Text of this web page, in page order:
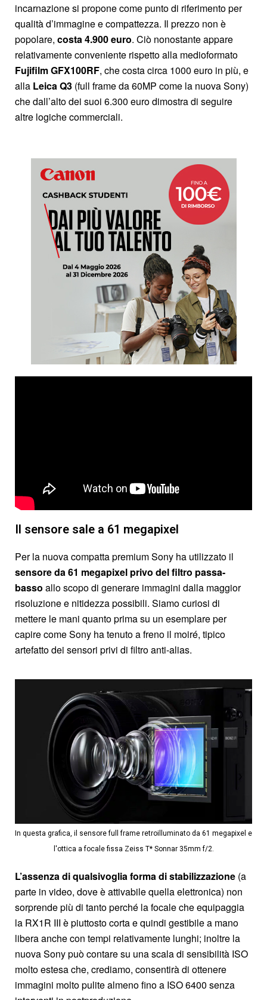
incarnazione si propone come punto di riferimento per
qualità d’immagine e compattezza. Il prezzo non è
popolare, costa 4.900 euro. Ciò nonostante appare
relativamente conveniente rispetto alla medioformato
Fujifilm GFX100RF, che costa circa 1000 euro in più, e
alla Leica Q3 (full frame da 60MP come la nuova Sony)
che dall’alto dei suoi 6.300 euro dimostra di seguire
altre logiche commerciali.
Il sensore sale a 61 megapixel
Per la nuova compatta premium Sony ha utilizzato il
sensore da 61 megapixel privo del filtro passa-
basso allo scopo di generare immagini dalla maggior
risoluzione e nitidezza possibili. Siamo curiosi di
mettere le mani quanto prima su un esemplare per
capire come Sony ha tenuto a freno il moiré, tipico
artefatto dei sensori privi di filtro anti-alias.
In questa grafica, il sensore full frame retroilluminato da 61 megapixel e
l'ottica a focale fissa Zeiss T* Sonnar 35mm f/2.
L’assenza di qualsivoglia forma di stabilizzazione (a
parte in video, dove è attivabile quella elettronica) non
sorprende più di tanto perché la focale che equipaggia
la RX1R III è piuttosto corta e quindi gestibile a mano
libera anche con tempi relativamente lunghi; inoltre la
nuova Sony può contare su una scala di sensibilità ISO
molto estesa che, crediamo, consentirà di ottenere
immagini molto pulite almeno fino a ISO 6400 senza